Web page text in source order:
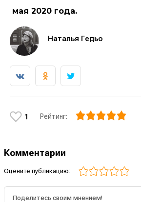
мая 2020 года.
Наталья Гедьо
1 Рейтинг:
Комментарии
Оцените публикацию: